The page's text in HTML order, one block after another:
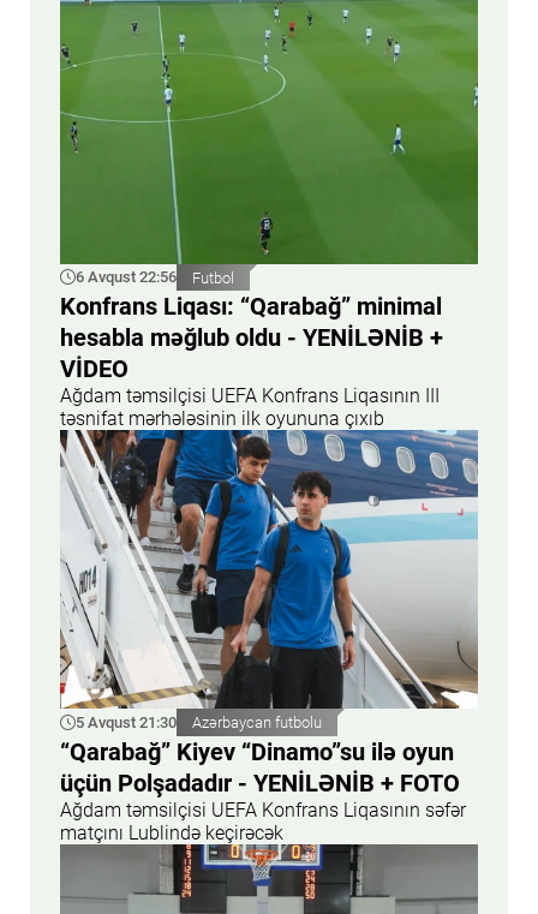
6 Avqust 22:56 Futbol
Konfrans Liqası: “Qarabağ” minimal
hesabla məğlub oldu - YENİLƏNİB +
VİDEO
Ağdam təmsilçisi UEFA Konfrans Liqasının III
təsnifat mərhələsinin ilk oyununa çıxıb
5 Avqust 21:30 Azərbaycan futbolu
“Qarabağ” Kiyev “Dinamo”su ilə oyun
üçün Polşadadır - YENİLƏNİB + FOTO
Ağdam təmsilçisi UEFA Konfrans Liqasının səfər
matçını Lublində keçirəcək